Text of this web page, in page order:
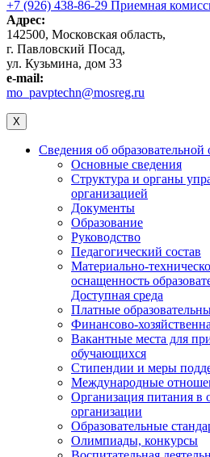
+7 (926) 438-86-29 Приемная
Адрес:
142500, Московская область,
г. Павловский Посад,
ул. Кузьмина, дом 33
e-mail:
mo_pavptechn@mosreg.ru
X
Сведения об образовательной
Основные сведения
Структура и органы
организацией
Документы
Образование
Руководство
Педагогический состав
Материально-
оснащенность
Доступная среда
Платные
Финансово-
Вакантные места для
обучающихся
Стипендии и меры
Международные
Организация питания в
организации
Образовательные
Олимпиады, конкурсы